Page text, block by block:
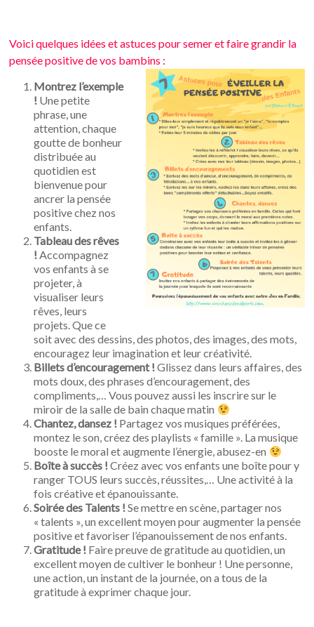
Voici quelques idées et astuces pour semer et faire grandir la
pensée positive de vos bambins :
Montrez l’exemple
! Une petite
phrase, une
attention, chaque
goutte de bonheur
distribuée au
quotidien est
bienvenue pour
ancrer la pensée
positive chez nos
enfants.
Tableau des rêves
!Accompagnez
vos enfants à se
projeter, à
visualiser leurs
rêves, leurs
projets. Que ce
soit avec des dessins, des photos, des images, des mots,
encouragez leur imagination et leur créativité.
Billets d’encouragement !Glissez dans leurs affaires, des
mots doux, des phrases d’encouragement, des
compliments,… Vous pouvez aussi les inscrire sur le
miroir de la salle de bain chaque matin
Chantez, dansez ! Partagez vos musiques préférées,
montez le son, créez des playlists « famille ». La musique
booste le moral et augmente l’énergie, abusez-en
Boîte à succès !Créez avec vos enfants une boîte pour y
ranger TOUS leurs succès, réussites,… Une activité à la
fois créative et épanouissante.
Soirée des Talents !Se mettre en scène, partager nos
« talents », un excellent moyen pour augmenter la pensée
positive et favoriser l’épanouissement de nos enfants.
Gratitude ! Faire preuve de gratitude au quotidien, un
excellent moyen de cultiver le bonheur ! Une personne,
une action, un instant de la journée, on a tous de la
gratitude à exprimer chaque jour.